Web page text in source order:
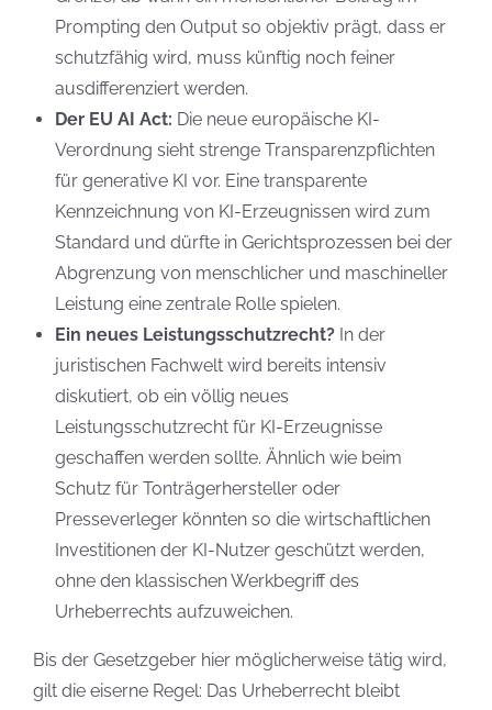
Prompting den Output so objektiv prägt, dass er
schutzfähig wird, muss künftig noch feiner
ausdifferenziert werden.
Der EU AI Act: Die neue europäische KI-
Verordnung sieht strenge Transparenzpflichten
für generative KI vor. Eine transparente
Kennzeichnung von KI-Erzeugnissen wird zum
Standard und dürfte in Gerichtsprozessen bei der
Abgrenzung von menschlicher und maschineller
Leistung eine zentrale Rolle spielen.
Ein neues Leistungsschutzrecht?In der
juristischen Fachwelt wird bereits intensiv
diskutiert, ob ein völlig neues
Leistungsschutzrecht für KI-Erzeugnisse
geschaffen werden sollte. Ähnlich wie beim
Schutz für Tonträgerhersteller oder
Presseverleger könnten so die wirtschaftlichen
Investitionen der KI-Nutzer geschützt werden,
ohne den klassischen Werkbegriff des
Urheberrechts aufzuweichen.
Bis der Gesetzgeber hier möglicherweise tätig wird,
gilt die eiserne Regel: Das Urheberrecht bleibt